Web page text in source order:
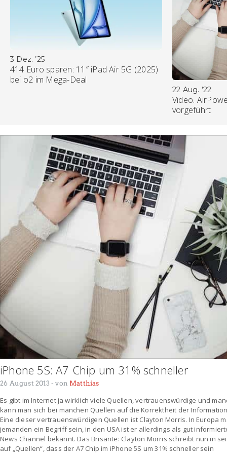
3 Dez. ’25
414 Euro sparen: 11″ iPad Air 5G (2025)
bei o2 im Mega-Deal
22 Aug. ’22
Video.
vorgeführt
iPhone 5S: A7 Chip um 31% schneller
26 August 2013 - von Matthias
Es gibt im Internet ja wirklich viele Quellen, vertrauenswürdige und
kann man sich bei manchen Quellen auf die Korrektheit der
Eine dieser vertrauenswürdigen Quellen ist Clayton Morris. In Europa
jemanden ein Begriff sein, in den USA ist er allerdings als gut
News Channel bekannt. Das Brisante: Clayton Morris schreibt nun in
auf „Quellen“, dass der A7 Chip im iPhone 5S um 31% schneller sein